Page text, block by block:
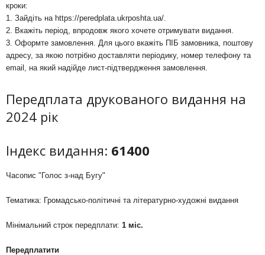
кроки:
1. Зайдіть на https://peredplata.ukrposhta.ua/
2. Вкажіть період, впродовж якого хочете отримувати видання.
3. Оформте замовлення. Для цього вкажіть ПІБ замовника, поштову
адресу, за якою потрібно доставляти періодику, номер телефону та
email, на який надійде лист-підтвердження замовлення.
Передплата друкованого видання на
2024 рік
Індекс видання: 61400
Часопис "Голос з-над Бугу"
Тематика: Громадсько-політичні та літературно-художні видання
Мінімальний строк передплати: 1 міс.
Передплатити